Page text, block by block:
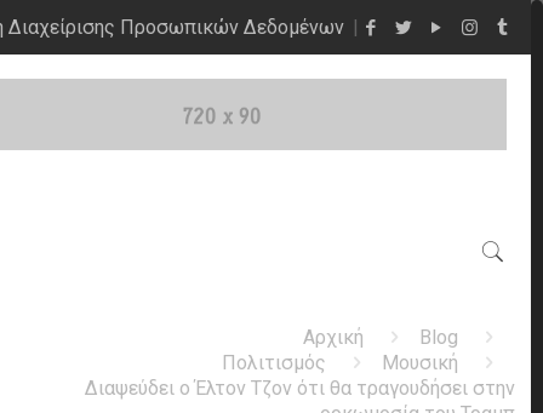
Διαχείρισης Προσωπικών Δεδομένων
Αρχική
Blog
Πολιτισμός
Μουσική
Διαψεύδει ο Έλτον Τζον ότι θα τραγουδήσει στην